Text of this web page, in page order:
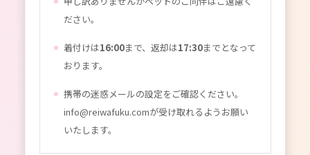
ださい。
着付けは16:00まで、返却は17:30までとなって
おります。
携帯の迷惑メールの設定をご確認ください。
info@reiwafuku.comが受け取れるようお願い
いたします。